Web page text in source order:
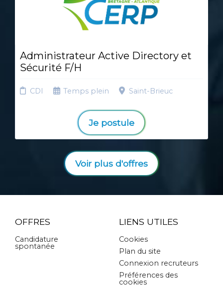
Administrateur Active Directory et
Sécurité F/H
CDI Temps plein Saint-Brieuc
Je postule
Voir plus d'offres
OFFRES
Candidature
spontanée
LIENS UTILES
Cookies
Plan du site
Connexion recruteurs
Préférences des
cookies